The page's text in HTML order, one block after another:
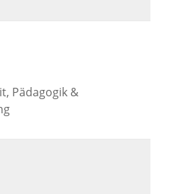
Pädagogik &